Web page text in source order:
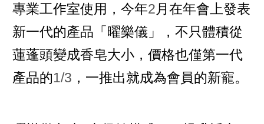
專業工作室使用，今年2月在年會上發表
新一代的產品「曜樂儀」，不只體積從
蓮蓬頭變成香皂大小，價格也僅第一代
產品的1/3 ，一推出就成為會員的新寵。